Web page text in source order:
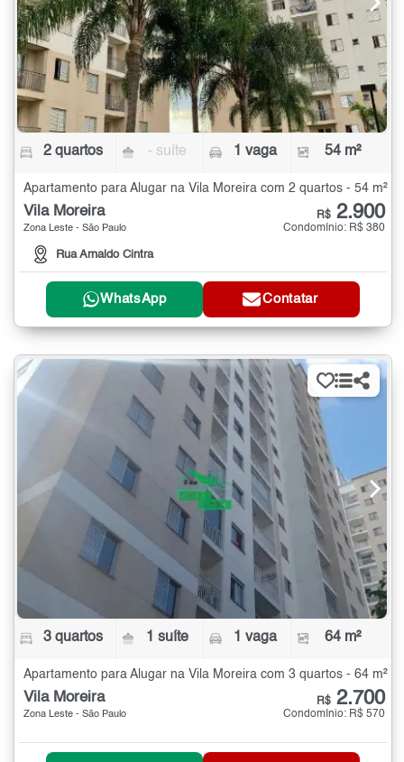
2 quartos - suíte 1 vaga 54 m²
Apartamento para Alugar na Vila Moreira com 2 quartos - 54 m²
Vila Moreira
Zona Leste - São Paulo
Rua Arnaldo Cintra
R$ 2.900
Condomínio: R$ 380
WhatsApp Contatar
3 quartos 1 suíte 1 vaga 64 m²
Apartamento para Alugar na Vila Moreira com 3 quartos - 64 m²
Vila Moreira
Zona Leste - São Paulo
R$ 2.700
Condomínio: R$ 570